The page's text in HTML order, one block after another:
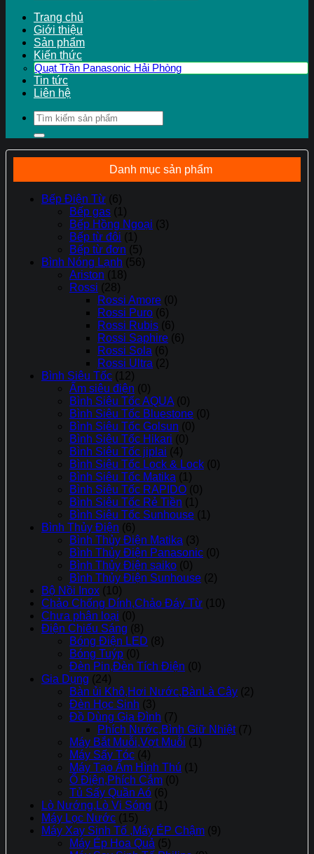
Trang chủ
Giới thiệu
Sản phẩm
Kiến thức
Quạt Trần Panasonic Hải Phòng
Tin tức
Liên hệ
Tìm
kiếm:
Danh mục sản phẩm
Bếp Điện Từ (6)
Bếp gas (1)
Bếp Hồng Ngoại (3)
Bếp từ đôi (1)
Bếp từ đơn (5)
Bình Nóng Lạnh (56)
Ariston (18)
Rossi (28)
Rossi Amore (0)
Rossi Puro (6)
Rossi Rubis (6)
Rossi Saphire (6)
Rossi Sola (6)
Rossi Ultra (2)
Bình Siêu Tốc (12)
Ấm siêu điện (0)
Bình Siêu Tốc AQUA (0)
Bình Siêu Tốc Bluestone (0)
Bình Siêu Tốc Golsun (0)
Bình Siêu Tốc Hikari (0)
Bình Siêu Tốc jiplai (4)
Bình Siêu Tốc Lock & Lock (0)
Bình Siêu Tốc Matika (1)
Bình Siêu Tốc RAPIDO (0)
Bình Siêu Tốc Rẻ Tiền (1)
Bình Siêu Tốc Sunhouse (1)
Bình Thủy Điện (6)
Bình Thủy Điện Matika (3)
Bình Thủy Điện Panasonic (0)
Bình Thủy Điện saiko (0)
Bình Thủy Điện Sunhouse (2)
Bộ Nồi Inox (10)
Chảo Chống Dính,Chảo Đáy Từ (10)
Chưa phân loại (0)
Điện Chiếu Sáng (8)
Bóng Điện LED (8)
Bóng Tuýp (0)
Đèn Pin,Đèn Tích Điện (0)
Gia Dụng (24)
Bàn ủi Khô,Hơi Nước,BànLà Cây (2)
Đèn Học Sinh (3)
Đồ Dùng Gia Đình (7)
Phích Nước,Bình Giữ Nhiệt (7)
Máy Bắt Muỗi,Vợt Muỗi (1)
Máy Sấy Tóc (4)
Máy Tạo Ẩm Hình Thú (1)
Ổ Điện,Phích Cắm (0)
Tủ Sấy Quần Aó (6)
Lò Nướng,Lò Vi Sóng (1)
Máy Lọc Nước (15)
Máy Xay Sinh Tố ,Máy ÉP Chậm (9)
Máy Ép Hoa Quả (5)